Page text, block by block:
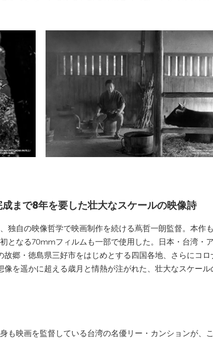
まで8年を要した壮⼤なスケールの映像詩
独自の映像哲学で映画制作を続ける蔦哲一朗監督。本作
となる70mmフィルムも⼀部で使⽤した。⽇本・台湾・
郷・徳島県三好市をはじめとする四国各地、さらにコロ
を遥かに超える歳⽉と情熱が注がれた、壮⼤なスケール
も映画を監督している台湾の名優リー・カンションが、